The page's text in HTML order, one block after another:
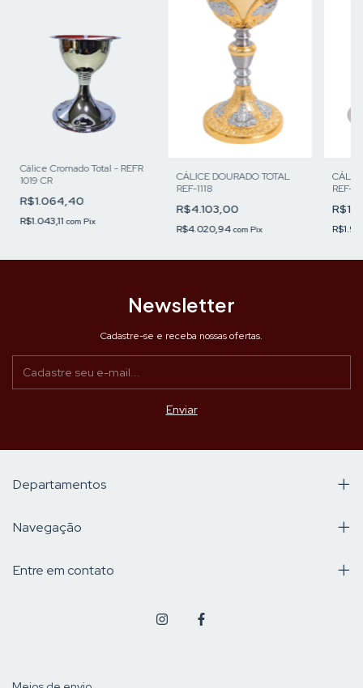
Cálice Cromado Total - REFR
1019 CR
R$1.064,40
R$1.043,11com Pix
CÁLICE DOURADO TOTAL
REF-1118
R$4.103,00
R$4.020,94com Pix
REF-
Newsletter
Cadastre-se e receba nossas ofertas.
Departamentos
Navegação
Entre em contato